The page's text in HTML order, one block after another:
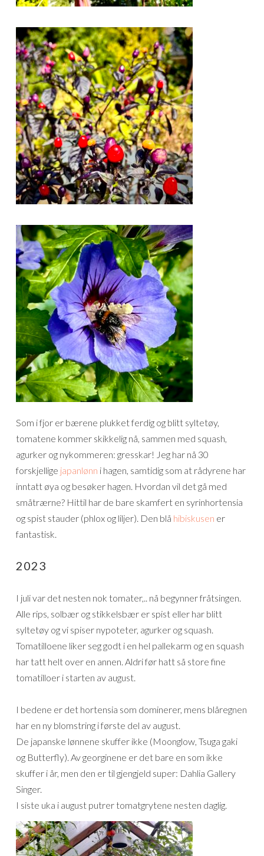
Som i fjor er bærene plukket ferdig og blitt syltetøy,
tomatene kommer skikkelig nå, sammen med squash,
agurker og nykommeren: gresskar! Jeg har nå 30
forskjellige japanlønn i hagen, samtidig som at rådyrene har
inntatt øya og besøker hagen. Hvordan vil det gå med
småtrærne? Hittil har de bare skamfert en syrinhortensia
og spist stauder (phlox og liljer). Den blå hibiskusen er
fantastisk.
2023
I juli var det nesten nok tomater,.. nå begynner fråtsingen.
Alle rips, solbær og stikkelsbær er spist eller har blitt
syltetøy og vi spiser nypoteter, agurker og squash.
Tomatilloene liker seg godt i en hel pallekarm og en squash
har tatt helt over en annen. Aldri før hatt så store fine
tomatilloer i starten av august.
I bedene er det hortensia som dominerer, mens blåregnen
har en ny blomstring i første del av august.
De japanske lønnene skuffer ikke (Moonglow, Tsuga gaki
og Butterfly). Av georginene er det bare en som ikke
skuffer i år, men den er til gjengjeld super: Dahlia Gallery
Singer.
I siste uka i august putrer tomatgrytene nesten daglig.